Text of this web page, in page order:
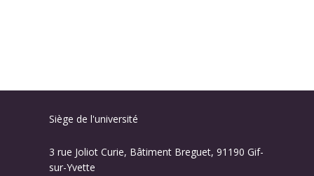
Siège de l'université
3 rue Joliot Curie, Bâtiment Breguet, 91190 Gif-
sur-Yvette